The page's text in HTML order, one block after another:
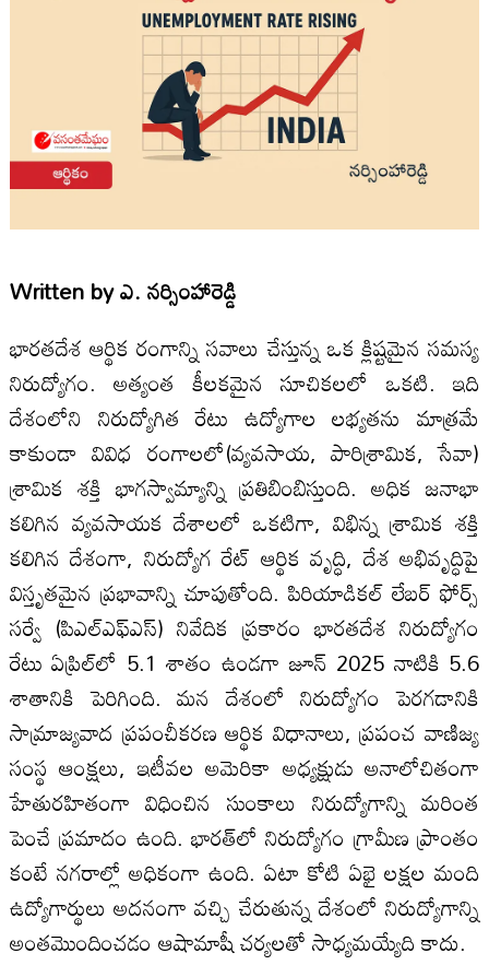
Written byఎ. నర్సింహారెడ్డి
భారతదేశ ఆర్థిక రంగాన్ని సవాలు చేస్తున్న ఒక క్లిష్టమైన సమస్య
నిరుద్యోగం. అత్యంత కీలకమైన సూచికలలో ఒకటి. ఇది
దేశంలోని నిరుద్యోగిత రేటు ఉద్యోగాల లభ్యతను మాత్రమే
కాకుండా వివిధ రంగాలలో(వ్యవసాయ, పారిశ్రామిక, సేవా)
శ్రామిక శక్తి భాగస్వామ్యాన్ని ప్రతిబింబిస్తుంది. అధిక జనాభా
కలిగిన వ్యవసాయక దేశాలలో ఒకటిగా, విభిన్న శ్రామిక శక్తి
కలిగిన దేశంగా, నిరుద్యోగ రేట్‌ ఆర్థిక వృద్ధి, దేశ అభివృద్ధిపై
విస్తృతమైన ప్రభావాన్ని చూపుతోంది. పిరియాడికల్‌ లేబర్‌ ఫోర్స్‌
సర్వే (పిఎల్‌ఎఫ్‌ఎస్‌) నివేదిక ప్రకారం భారతదేశ నిరుద్యోగం
రేటు ఏప్రిల్‌లో 5.1 శాతం ఉండగా జూన్‌ 2025 నాటికి 5.6
శాతానికి పెరిగింది. మన దేశంలో నిరుద్యోగం పెరగడానికి
సామ్రాజ్యవాద ప్రపంచీకరణ ఆర్థిక విధానాలు, ప్రపంచ వాణిజ్య
సంస్థ ఆంక్షలు, ఇటీవల అమెరికా అధ్యక్షుడు అనాలోచితంగా
హేతురహితంగా విధించిన సుంకాలు నిరుద్యోగాన్ని మరింత
పెంచే ప్రమాదం ఉంది. భారత్‌లో నిరుద్యోగం గ్రామీణ ప్రాంతం
కంటే నగరాల్లో అధికంగా ఉంది. ఏటా కోటి ఏభై లక్షల మంది
ఉద్యోగార్థులు అదనంగా వచ్చి చేరుతున్న దేశంలో నిరుద్యోగాన్ని
అంతమొందించడం ఆషామాషీ చర్యలతో సాధ్యమయ్యేది కాదు.